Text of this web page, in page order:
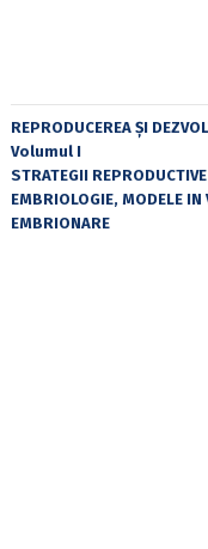
REPRODUCEREA ȘI
Volumul I
STRATEGII
EMBRIOLOGIE, MODELE
EMBRIONARE